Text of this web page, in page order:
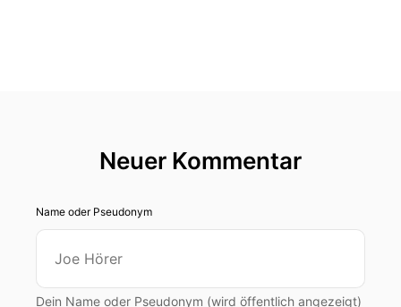
Neuer Kommentar
Name oder Pseudonym
Dein Name oder Pseudonym (wird öffentlich angezeigt)